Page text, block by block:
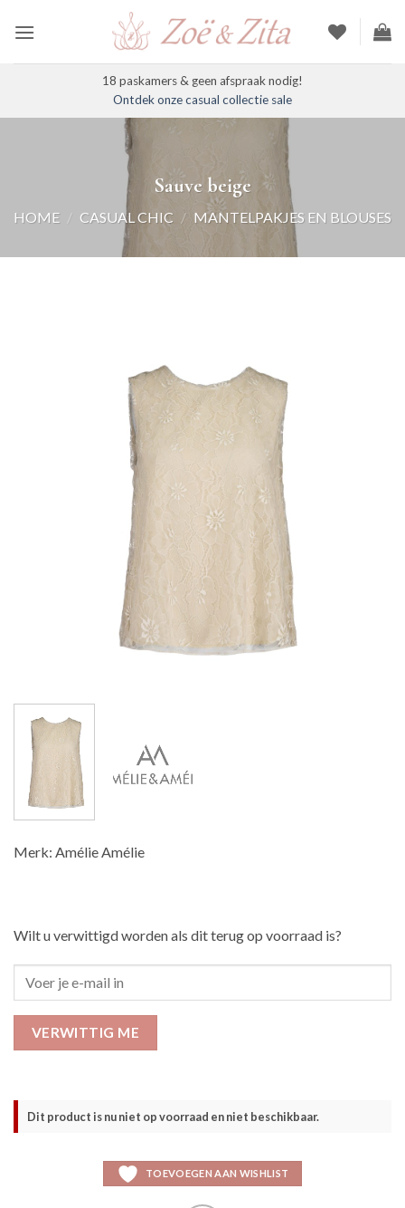
naar
18 paskamers & geen afspraak nodig!
Ontdek onze casual collectie sale
Sauve beige
HOME / CASUAL CHIC / MANTELPAKJES EN BLOUSES
Merk: Amélie Amélie
Wilt u verwittigd worden als dit terug op voorraad is?
VERWITTIG ME
Dit product is nu niet op voorraad en niet beschikbaar.
TOEVOEGEN AAN WISHLIST